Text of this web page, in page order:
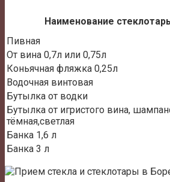
Наименование
Пивная
От вина 0,7л или 0,75л
Коньячная фляжка 0,25л
Водочная винтовая
Бутылка от водки
Бутылка от игристого вина,
тёмная,светлая
Банка 1,6 л
Банка 3 л